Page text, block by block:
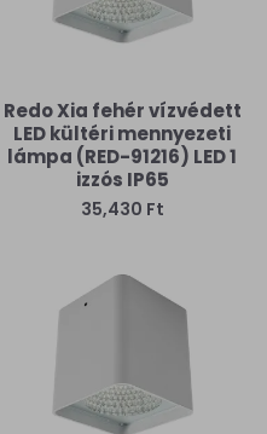
Redo Xia fehér vízvédett
LED kültéri mennyezeti
lámpa (RED-91216) LED 1
izzós IP65
35,430 Ft